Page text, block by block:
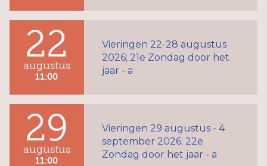
22
augustus
11:00
Vieringen 22-28 augustus
2026; 21e Zondag door het
jaar - a
29
augustus
11:00
Vieringen 29 augustus - 4
september 2026; 22e
Zondag door het jaar - a